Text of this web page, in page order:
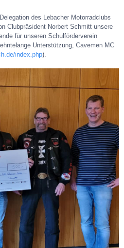
des Lebacher Motorradclubs
Clubpräsident Norbert Schmitt unsere
für unseren Schulförderverein
Unterstützung, Cavemen MC
index.php).